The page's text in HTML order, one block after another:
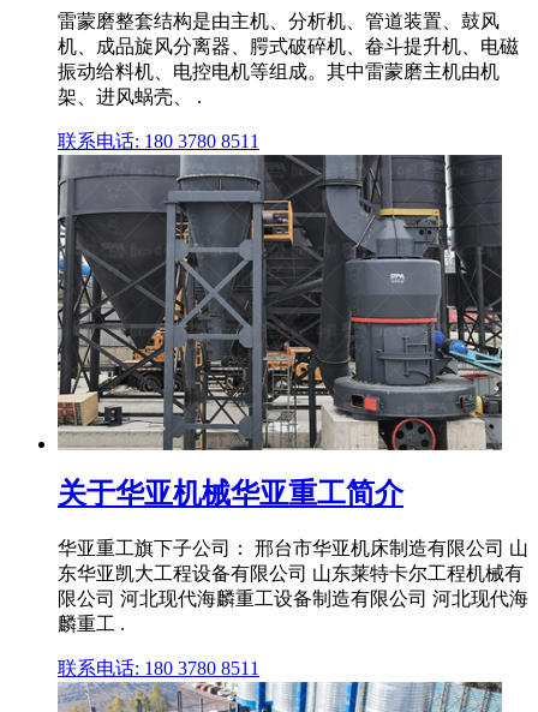
雷蒙磨整套结构是由主机、分析机、管道装置、鼓风
机、成品旋风分离器、腭式破碎机、畚斗提升机、电磁
振动给料机、电控电机等组成。其中雷蒙磨主机由机
架、进风蜗壳、 .
联系电话: 180 3780 8511
关于华亚机械华亚重工简介
华亚重工旗下子公司： 邢台市华亚机床制造有限公司 山
东华亚凯大工程设备有限公司 山东莱特卡尔工程机械有
限公司 河北现代海麟重工设备制造有限公司 河北现代海
麟重工 .
联系电话: 180 3780 8511